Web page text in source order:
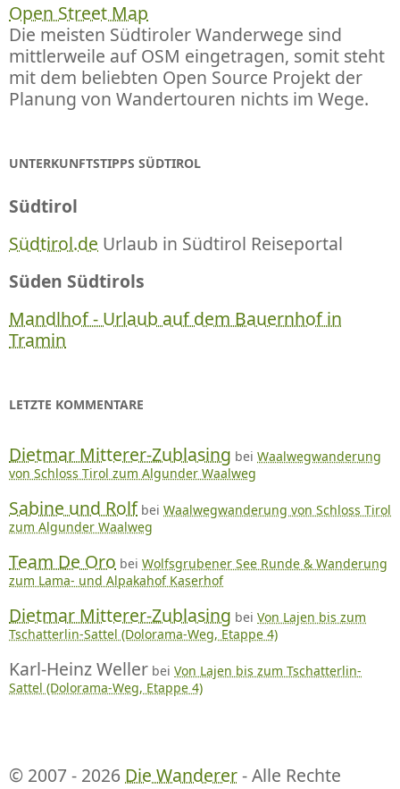
Open Street Map
Die meisten Südtiroler Wanderwege sind
mittlerweile auf OSM eingetragen, somit steht
mit dem beliebten Open Source Projekt der
Planung von Wandertouren nichts im Wege.
UNTERKUNFTSTIPPS SÜDTIROL
Südtirol
Südtirol.de Urlaub in Südtirol Reiseportal
Süden Südtirols
Mandlhof - Urlaub auf dem Bauernhof in
Tramin
LETZTE KOMMENTARE
Dietmar Mitterer-Zublasing bei Waalwegwanderung
von Schloss Tirol zum Algunder Waalweg
Sabine und Rolf bei Waalwegwanderung von Schloss Tirol
zum Algunder Waalweg
Team De Oro bei Wolfsgrubener See Runde & Wanderung
zum Lama- und Alpakahof Kaserhof
Dietmar Mitterer-Zublasing bei Von Lajen bis zum
Tschatterlin-Sattel (Dolorama-Weg, Etappe 4)
Karl-Heinz Weller bei Von Lajen bis zum Tschatterlin-
Sattel (Dolorama-Weg, Etappe 4)
© 2007 - 2026 Die Wanderer- Alle Rechte